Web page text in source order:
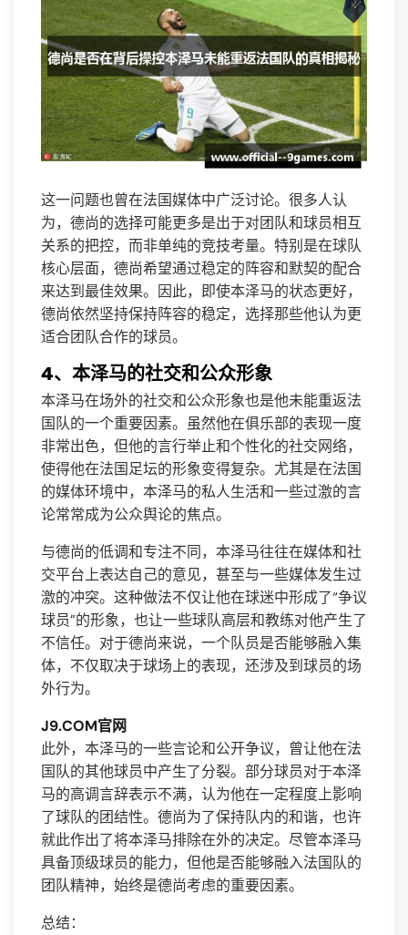
这一问题也曾在法国媒体中广泛讨论。很多人认
为，德尚的选择可能更多是出于对团队和球员相互
关系的把控，而非单纯的竞技考量。特别是在球队
核心层面，德尚希望通过稳定的阵容和默契的配合
来达到最佳效果。因此，即使本泽马的状态更好，
德尚依然坚持保持阵容的稳定，选择那些他认为更
适合团队合作的球员。
4、本泽马的社交和公众形象
本泽马在场外的社交和公众形象也是他未能重返法
国队的一个重要因素。虽然他在俱乐部的表现一度
非常出色，但他的言行举止和个性化的社交网络，
使得他在法国足坛的形象变得复杂。尤其是在法国
的媒体环境中，本泽马的私人生活和一些过激的言
论常常成为公众舆论的焦点。
与德尚的低调和专注不同，本泽马往往在媒体和社
交平台上表达自己的意见，甚至与一些媒体发生过
激的冲突。这种做法不仅让他在球迷中形成了“争议
球员”的形象，也让一些球队高层和教练对他产生了
不信任。对于德尚来说，一个队员是否能够融入集
体，不仅取决于球场上的表现，还涉及到球员的场
外行为。
J9.COM官网
此外，本泽马的一些言论和公开争议，曾让他在法
国队的其他球员中产生了分裂。部分球员对于本泽
马的高调言辞表示不满，认为他在一定程度上影响
了球队的团结性。德尚为了保持队内的和谐，也许
就此作出了将本泽马排除在外的决定。尽管本泽马
具备顶级球员的能力，但他是否能够融入法国队的
团队精神，始终是德尚考虑的重要因素。
总结：